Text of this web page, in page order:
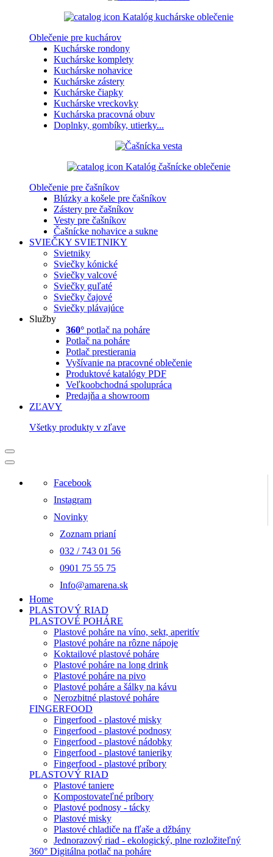
Katalóg kuchárske oblečenie
Oblečenie pre kuchárov
Kuchárske rondony
Kuchárske komplety
Kuchárske nohavice
Kuchárske zástery
Kuchárske čiapky
Kuchárske vreckovky
Kuchárska pracovná obuv
Doplnky, gombíky, utierky...
Katalóg čašnícke oblečenie
Oblečenie pre čašníkov
Blúzky a košele pre čašníkov
Zástery pre čašníkov
Vesty pre čašníkov
Čašnícke nohavice a sukne
SVIEČKY SVIETNIKY
Svietniky
Sviečky kónické
Sviečky valcové
Sviečky guľaté
Sviečky čajové
Sviečky plávajúce
Služby
360° potlač na poháre
Potlač na poháre
Potlač prestierania
Vyšívanie na pracovné oblečenie
Produktové katalógy PDF
Veľkoobchodná spolupráca
Predajňa a showroom
ZĽAVY
Všetky produkty v zľave
Facebook
Instagram
Novinky
Zoznam prianí
032 / 743 01 56
0901 75 55 75
Info@amarena.sk
Home
PLASTOVÝ RIAD
PLASTOVÉ POHÁRE
Plastové poháre na víno, sekt, aperitív
Plastové poháre na rôzne nápoje
Koktailové plastové poháre
Plastové poháre na long drink
Plastové poháre na pivo
Plastové poháre a šálky na kávu
Nerozbitné plastové poháre
FINGERFOOD
Fingerfood - plastové misky
Fingerfood - plastové podnosy
Fingerfood - plastové nádobky
Fingerfood - plastové tanieriky
Fingerfood - plastové príbory
PLASTOVÝ RIAD
Plastové taniere
Kompostovateľné príbory
Plastové podnosy - tácky
Plastové misky
Plastové chladiče na fľaše a džbány
Jednorazový riad - ekologický, plne rozložiteľný
360° Digitálna potlač na poháre